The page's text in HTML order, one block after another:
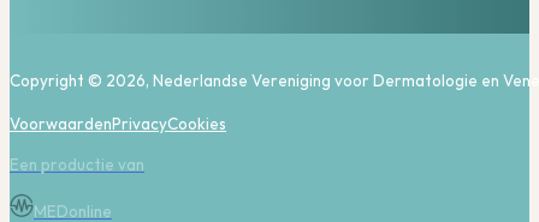
Copyright © 2026, Nederlandse Vereniging voor Dermatologie en
VoorwaardenPrivacyCookies
Een productie van
MEDonline